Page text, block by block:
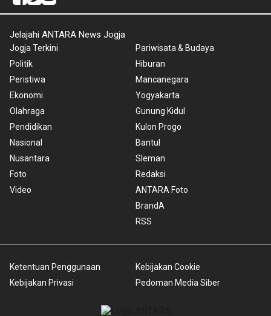
Jelajahi ANTARA News Jogja
Jogja Terkini
Politik
Peristiwa
Ekonomi
Olahraga
Pendidikan
Nasional
Nusantara
Foto
Video
Pariwisata & Budaya
Hiburan
Mancanegara
Yogyakarta
Gunung Kidul
Kulon Progo
Bantul
Sleman
Redaksi
ANTARA Foto
BrandA
RSS
Ketentuan Penggunaan
Kebijakan Privasi
Kebijakan Cookie
Pedoman Media Siber